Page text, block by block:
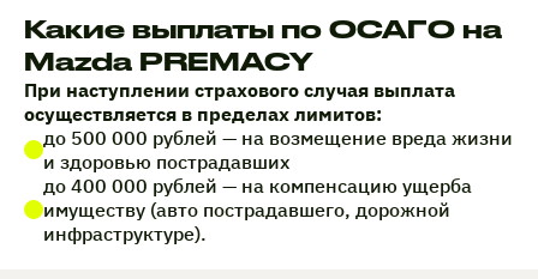
Какие выплаты по ОСАГО на
Mazda PREMACY
При наступлении страхового случая выплата
осуществляется в пределах лимитов:
до 500 000 рублей — на возмещение вреда жизни
и здоровью пострадавших
до 400 000 рублей — на компенсацию ущерба
имуществу (авто пострадавшего, дорожной
инфраструктуре).